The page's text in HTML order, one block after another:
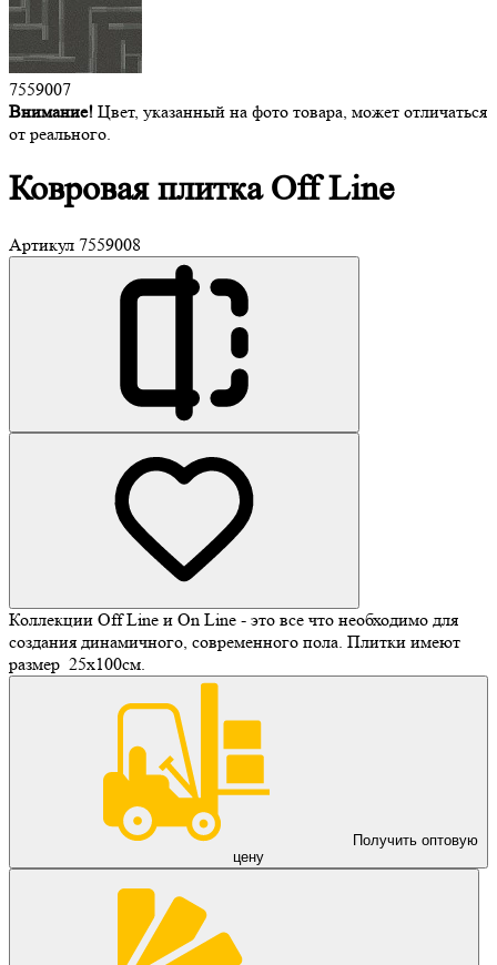
7559007
Внимание! Цвет, указанный на фото товара, может отличаться
от реального.
Ковровая плиткаOff Line
Артикул 7559008
Коллекции Off Line и On Line - это все что необходимо для
создания динамичного, современного пола. Плитки имеют
размер 25х100см.
Получить оптовую
цену